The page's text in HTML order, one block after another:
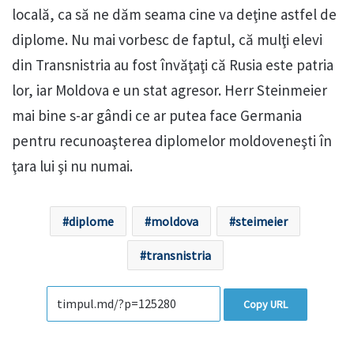
locală, ca să ne dăm seama cine va deţine astfel de
diplome. Nu mai vorbesc de faptul, că mulţi elevi
din Transnistria au fost învăţaţi că Rusia este patria
lor, iar Moldova e un stat agresor. Herr Steinmeier
mai bine s-ar gândi ce ar putea face Germania
pentru recunoaşterea diplomelor moldoveneşti în
ţara lui şi nu numai.
diplome moldova steimeier
transnistria
Copy URL